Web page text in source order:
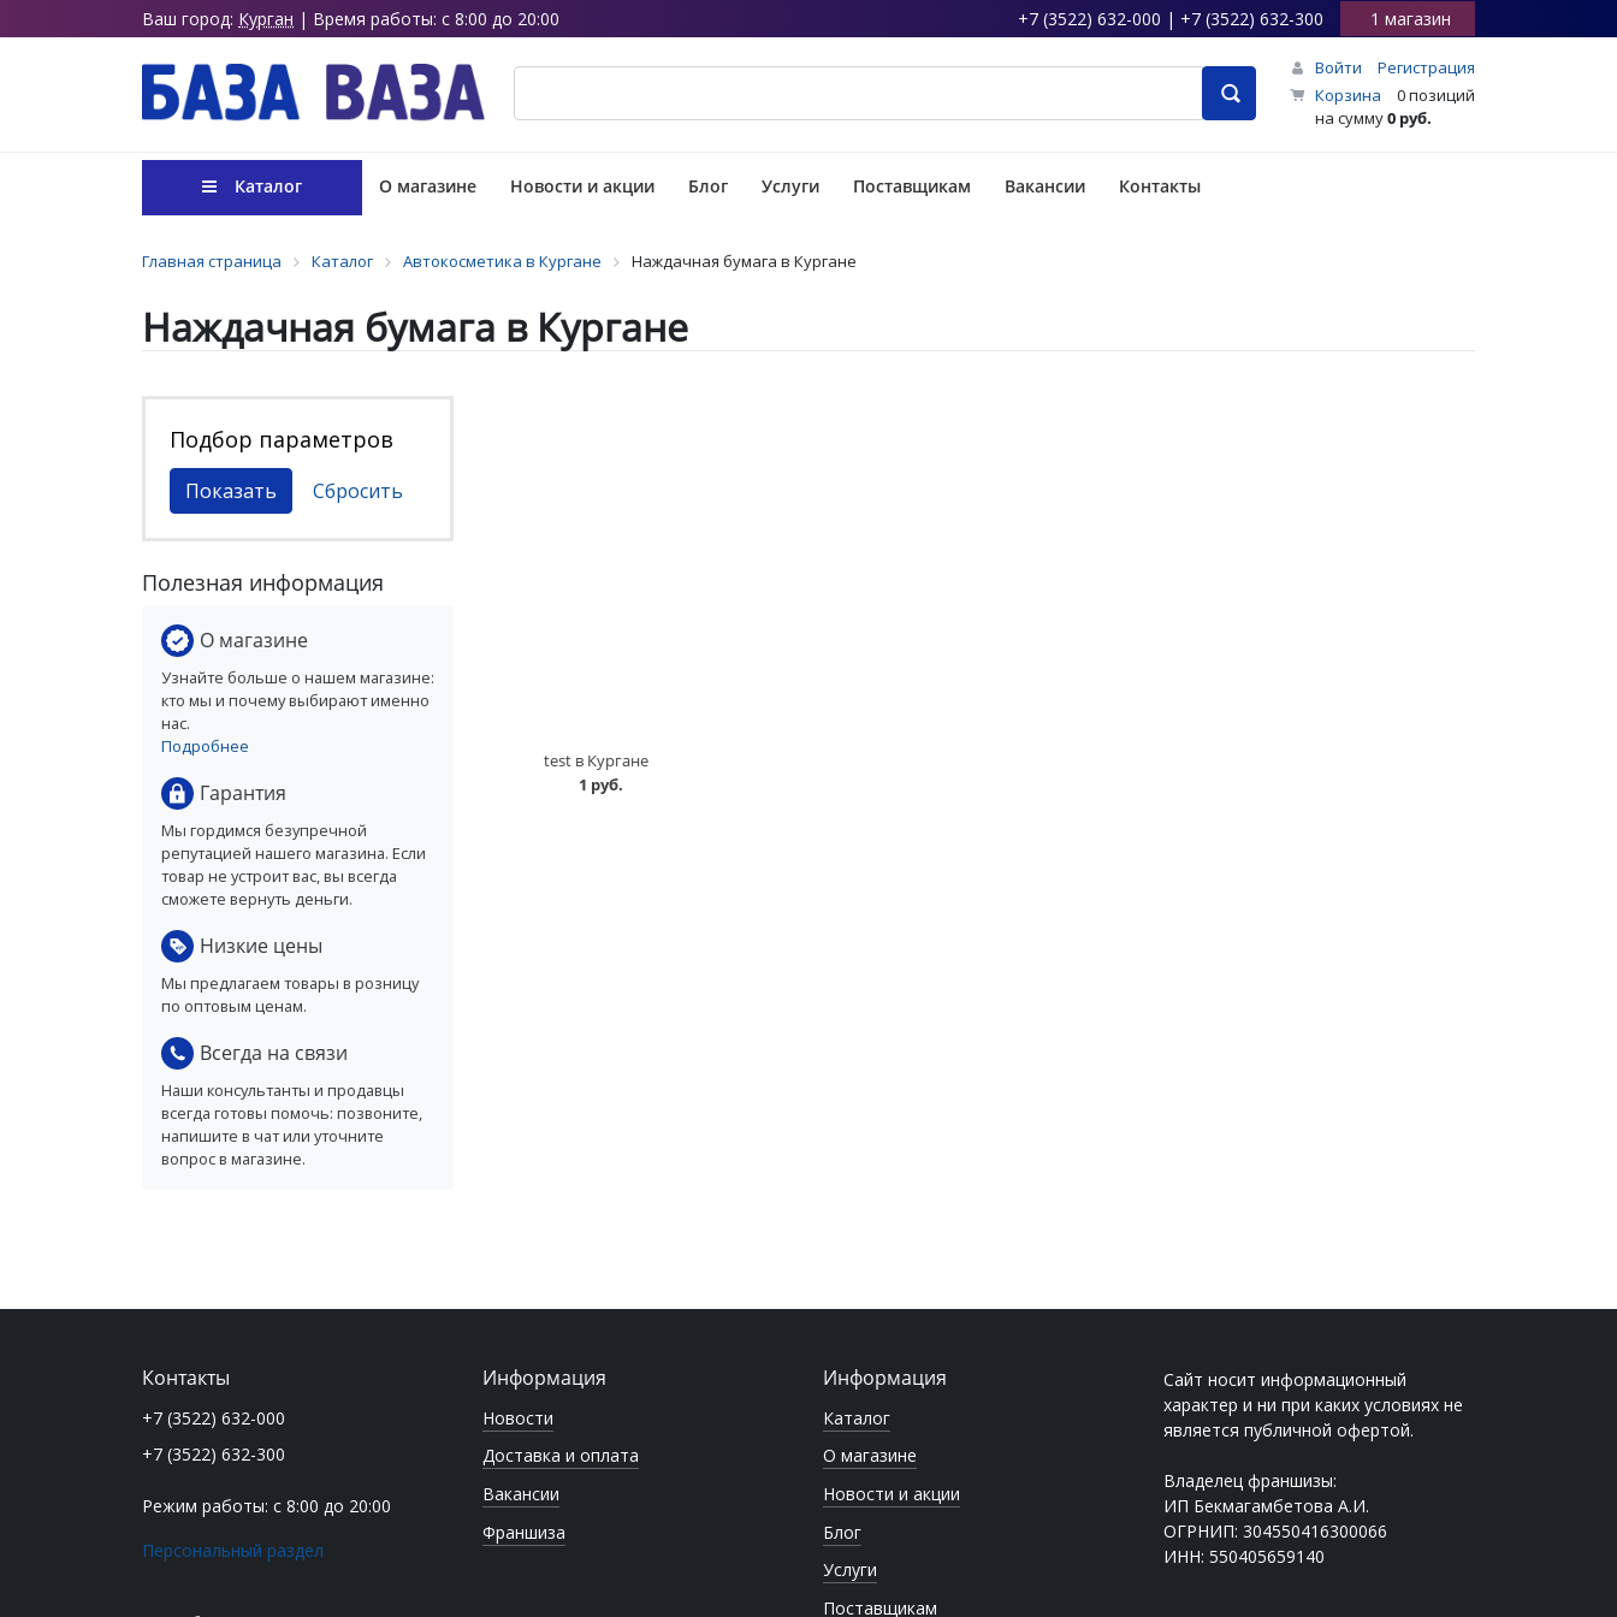
Ваш город: Курган | Время работы: с 8:00 до 20:00 +7 (3522) 632-000 | +7 (3522) 632-300 1 магазин
Войти
Регистрация
Корзина
0 позиций
на сумму0 руб.
Каталог О магазине Новости и акции Блог Услуги Поставщикам Вакансии Контакты
Главная страница Каталог Автокосметика в Кургане Наждачная бумага в Кургане
Наждачная бумага в Кургане
Подбор параметров
Полезная информация
О магазине
Узнайте больше о нашем магазине:
кто мы и почему выбирают именно
нас.
Подробнее
Гарантия
Мы гордимся безупречной
репутацией нашего магазина. Если
товар не устроит вас, вы всегда
сможете вернуть деньги.
Низкие цены
Мы предлагаем товары в розницу
по оптовым ценам.
Всегда на связи
Наши консультанты и продавцы
всегда готовы помочь: позвоните,
напишите в чат или уточните
вопрос в магазине.
test в Кургане
1 руб.
Информация
Новости
Доставка и оплата
Вакансии
Франшиза
Информация
Каталог
О магазине
Новости и акции
Блог
Услуги
Поставщикам
Сайт носит информационный
характер и ни при каких условиях не
является публичной офертой.
Владелец франшизы:
ИП Бекмагамбетова А.И.
ОГРНИП: 304550416300066
ИНН: 550405659140
Контакты
+7 (3522) 632-000
+7 (3522) 632-300
Режим работы: с 8:00 до 20:00
Персональный раздел